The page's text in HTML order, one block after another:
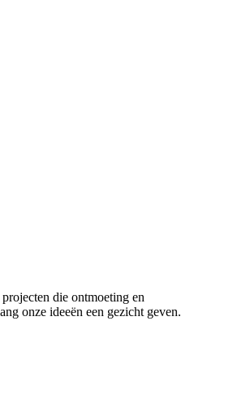
die ontmoeting en
onze ideeën een gezicht geven.